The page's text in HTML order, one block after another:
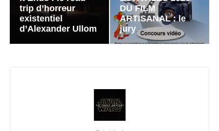
trip d’horreur
existentiel
d’Alexander Ullom
DU FILM
ARTISANAL : le
jury